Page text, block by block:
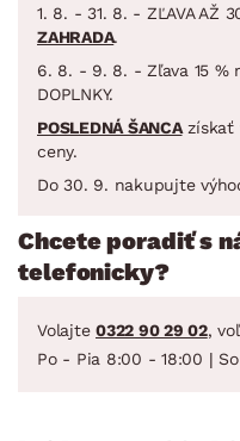
1. 8. - 31. 8. - ZĽAVA AŽ
ZAHRADA.
6. 8. - 9. 8. - Zľava 15 %
DOPLNKY.
POSLEDNÁ ŠANCAzískať
ceny.
Do 30. 9. nakupujte
Chcete poradiť s
telefonicky?
Volajte 0322 90 29 02,
Po - Pia 8:00 - 18:00 |